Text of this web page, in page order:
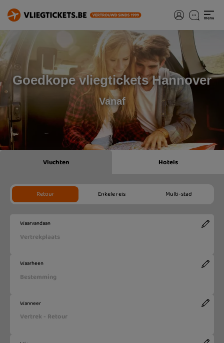
Goedkope vliegtickets Hannover
Vanaf